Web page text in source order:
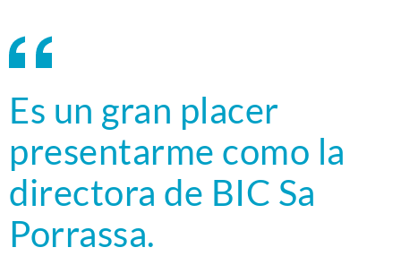
Es un gran placer
presentarme como la
directora de BIC Sa
Porrassa.